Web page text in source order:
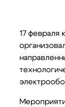
17 февраля